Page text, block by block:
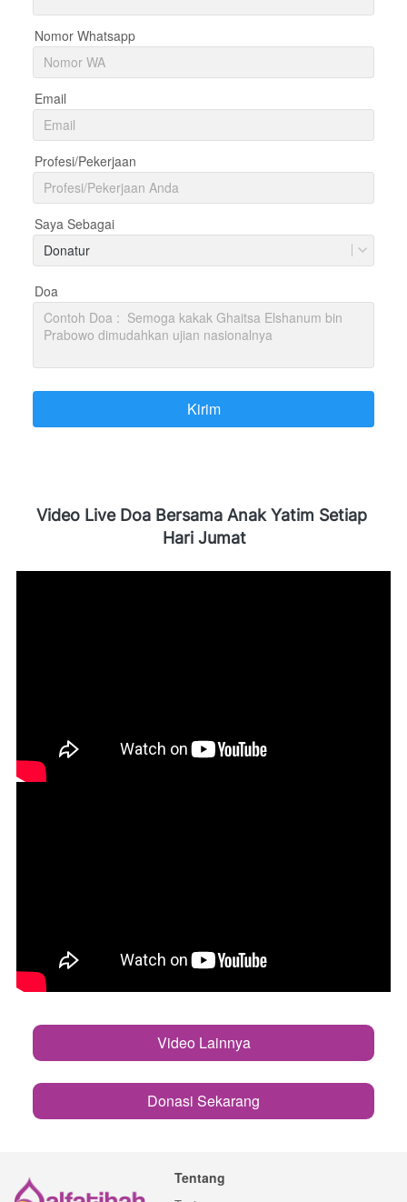
Nomor Whatsapp
Email
Profesi/Pekerjaan
Saya Sebagai
Donatur
Doa
`Kirim
Video Live Doa Bersama Anak Yatim Setiap
Hari Jumat
`
Video Lainnya
`Donasi Sekarang
Tentang